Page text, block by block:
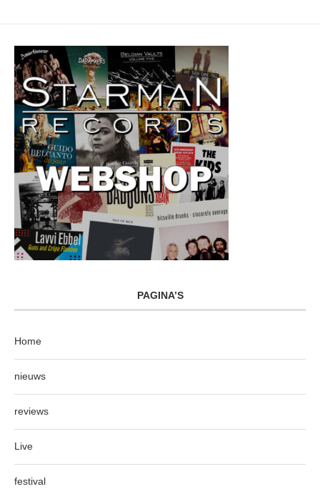
PAGINA’S
Home
nieuws
reviews
Live
festival